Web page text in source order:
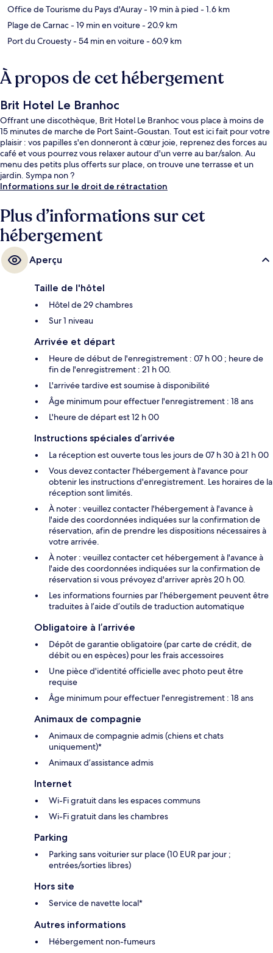
Office de Tourisme du Pays d'Auray- 19 min à pied - 1.6 km
Plage de Carnac- 19 min en voiture- 20.9 km
Port du Crouesty- 54 min en voiture- 60.9 km
À propos de cet hébergement
Brit Hotel Le Branhoc
Offrant une discothèque, Brit Hotel Le Branhoc vous place à moins de
15 minutes de marche de Port Saint-Goustan. Tout est ici fait pour votre
plaisir : vos papilles s'en donneront à cœur joie, reprenez des forces au
café et vous pourrez vous relaxer autour d'un verre au bar/salon. Au
menu des petits plus offerts sur place, on trouve une terrasse et un
jardin. Sympa non ?
Informations sur le droit de rétractation
Plus d’informations sur cet
hébergement
Aperçu
Taille de l'hôtel
Hôtel de 29 chambres
Sur 1 niveau
Arrivée et départ
Heure de début de l'enregistrement : 07 h 00 ; heure de
fin de l'enregistrement : 21 h 00.
L'arrivée tardive est soumise à disponibilité
Âge minimum pour effectuer l'enregistrement : 18 ans
L'heure de départ est 12 h 00
Instructions spéciales d’arrivée
La réception est ouverte tous les jours de 07 h 30 à 21 h 00
Vous devez contacter l'hébergement à l'avance pour
obtenir les instructions d'enregistrement. Les horaires de la
réception sont limités.
À noter : veuillez contacter l'hébergement à l'avance à
l'aide des coordonnées indiquées sur la confirmation de
réservation, afin de prendre les dispositions nécessaires à
votre arrivée.
À noter : veuillez contacter cet hébergement à l'avance à
l'aide des coordonnées indiquées sur la confirmation de
réservation si vous prévoyez d'arriver après 20 h 00.
Les informations fournies par l’hébergement peuvent être
traduites à l’aide d’outils de traduction automatique
Obligatoire à l’arrivée
Dépôt de garantie obligatoire (par carte de crédit, de
débit ou en espèces) pour les frais accessoires
Une pièce d'identité officielle avec photo peut être
requise
Âge minimum pour effectuer l'enregistrement : 18 ans
Animaux de compagnie
Animaux de compagnie admis (chiens et chats
uniquement)*
Animaux d’assistance admis
Internet
Wi-Fi gratuit dans les espaces communs
Wi-Fi gratuit dans les chambres
Parking
Parking sans voiturier sur place (10 EUR par jour ;
entrées/sorties libres)
Hors site
Service de navette local*
Autres informations
Hébergement non-fumeurs